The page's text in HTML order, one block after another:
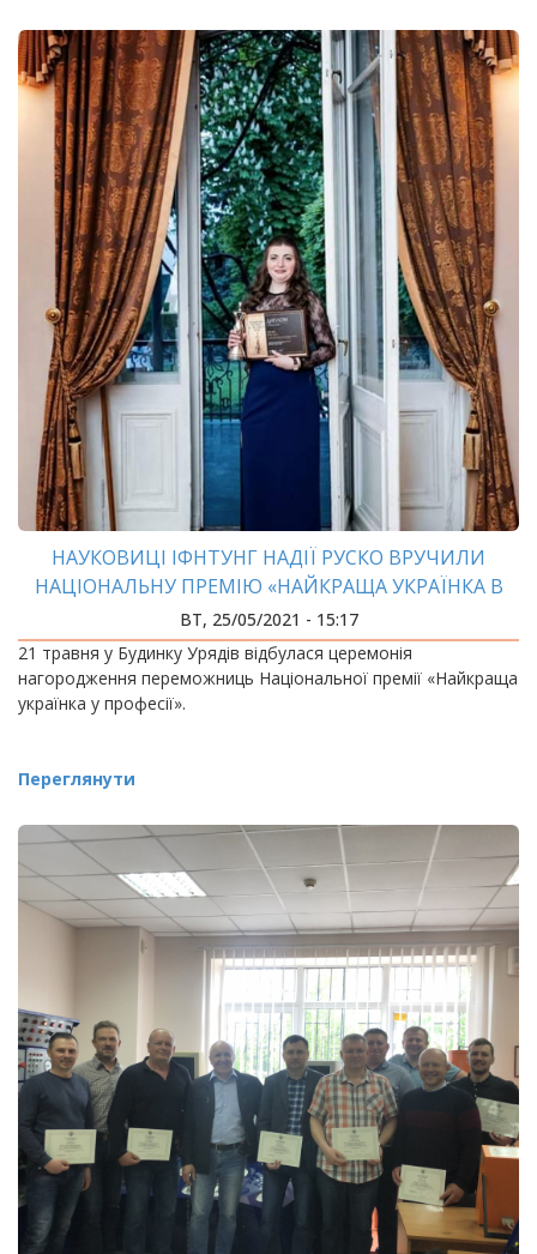
НАУКОВИЦІ ІФНТУНГ НАДІЇ РУСКО ВРУЧИЛИ
НАЦІОНАЛЬНУ ПРЕМІЮ «НАЙКРАЩА УКРАЇНКА В
ПРОФЕСІЇ»
ВТ, 25/05/2021 - 15:17
21 травня у Будинку Урядів відбулася церемонія
нагородження переможниць Національної премії «Найкраща
українка у професії».
Переглянути